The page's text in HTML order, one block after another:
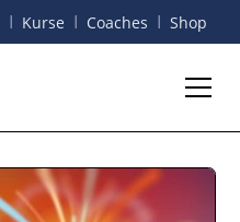
I Kurse I Coaches I Shop